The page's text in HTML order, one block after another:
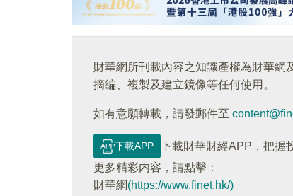
財華網所刊載內容之知識產權為財華網
摘編、複製及建立鏡像等任何使用。
如有意願轉載，請發郵件至
下載APP
下載財華財經APP，把握
更多精彩内容，請點擊：
財華網(https://www.finet.hk/)